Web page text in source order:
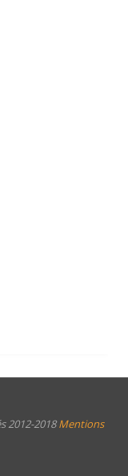
2012-2018Mentions